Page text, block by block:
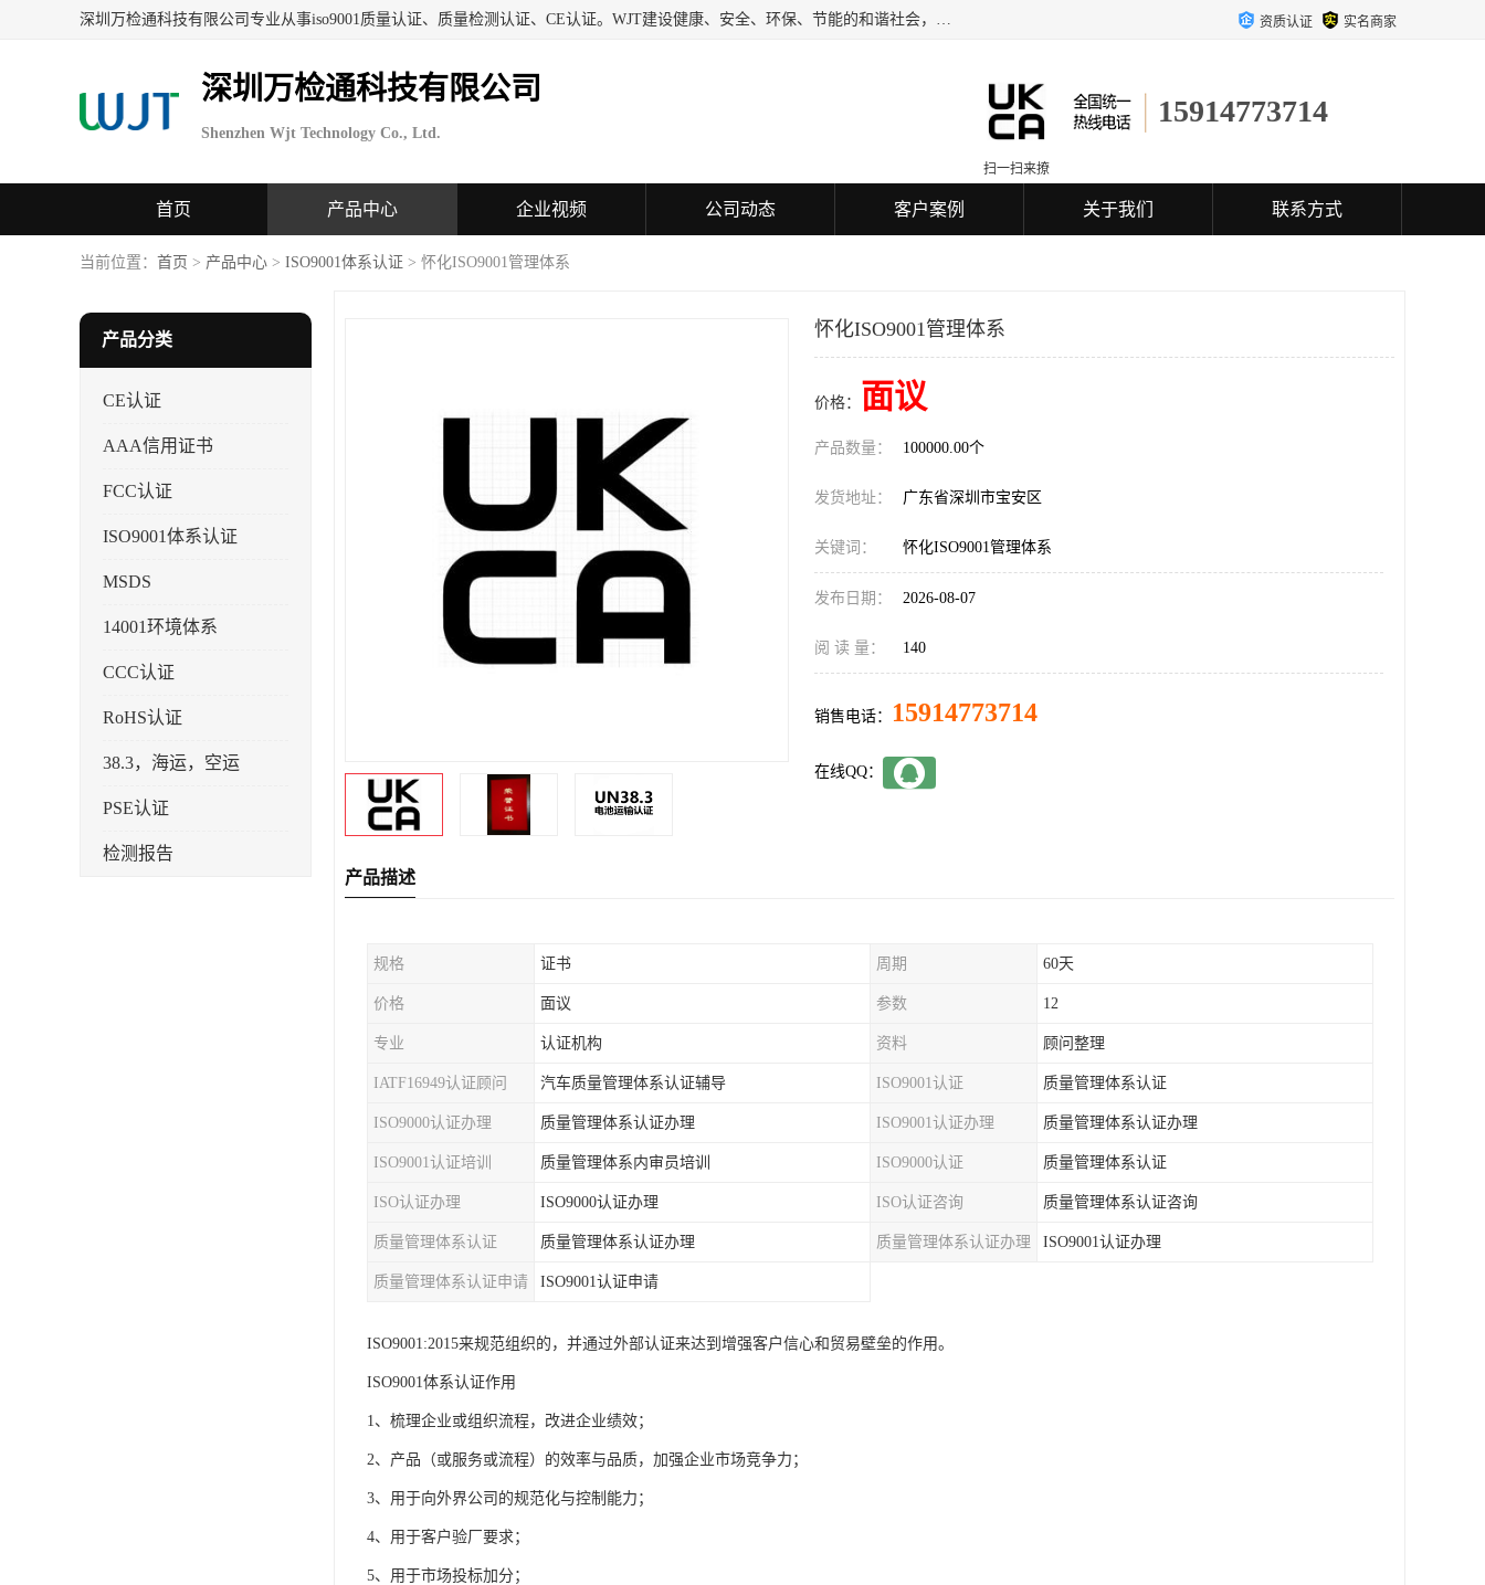
深圳万检通科技有限公司专业从事iso9001质量认证、质量检测认证、CE认证。WJT建设健康、安全、环保、节能的和谐社会，力图在检验、鉴定、测试及认证领域成为受人信赖的机构。 资质认证 实名商家
深圳万检通科技有限公司
Shenzhen Wjt Technology Co., Ltd.
15914773714
扫一扫来撩
首页 产品中心 企业视频 公司动态 客户案例 关于我们 联系方式
当前位置： 首页 > 产品中心 > ISO9001体系认证 > 怀化ISO9001管理体系
产品分类
CE认证
AAA信用证书
FCC认证
ISO9001体系认证
MSDS
14001环境体系
CCC认证
RoHS认证
38.3，海运，空运
PSE认证
检测报告
怀化ISO9001管理体系
价格： 面议
产品数量： 100000.00个
发货地址： 广东省深圳市宝安区
关键词： 怀化ISO9001管理体系
发布日期： 2026-08-07
阅 读 量： 140
销售电话： 15914773714
在线QQ：
产品描述
规格 证书 周期 60天
价格 面议 参数 12
专业 认证机构 资料 顾问整理
IATF16949认证顾问 汽车质量管理体系认证辅导 ISO9001认证 质量管理体系认证
ISO9000认证办理 质量管理体系认证办理 ISO9001认证办理 质量管理体系认证办理
ISO9001认证培训 质量管理体系内审员培训 ISO9000认证 质量管理体系认证
ISO认证办理 ISO9000认证办理 ISO认证咨询 质量管理体系认证咨询
质量管理体系认证 质量管理体系认证办理 质量管理体系认证办理 ISO9001认证办理
质量管理体系认证申请 ISO9001认证申请
ISO9001:2015来规范组织的，并通过外部认证来达到增强客户信心和贸易壁垒的作用。
ISO9001体系认证作用
1、梳理企业或组织流程，改进企业绩效；
2、产品（或服务或流程）的效率与品质，加强企业市场竞争力；
3、用于向外界公司的规范化与控制能力；
4、用于客户验厂要求；
5、用于市场投标加分；